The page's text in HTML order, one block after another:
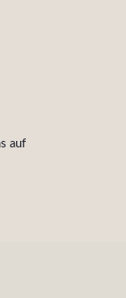
auf